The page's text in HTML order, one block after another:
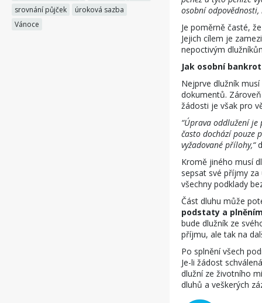
srovnání půjček
úroková sazba
Vánoce
osobní
Je poměrně časté,
Jejich cílem je
nepoctivým
Jak osobní
Nejprve dlužník
dokumentů.
žádosti je však pro
“Úprava oddlužení
často dochází pouze
vyžadované přílohy,“
Kromě jiného musí
sepsat své příjmy
všechny podklady
Část dluhu může
podstaty a
bude dlužník ze
příjmu, ale tak na
Po splnění všech
Je-li žádost
dlužní ze životního
dluhů a veškerých